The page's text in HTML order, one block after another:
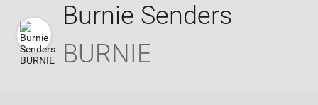
Burnie Senders
BURNIE